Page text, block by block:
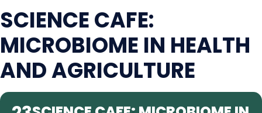
SCIENCE CAFE:
MICROBIOME IN HEALTH
AND AGRICULTURE